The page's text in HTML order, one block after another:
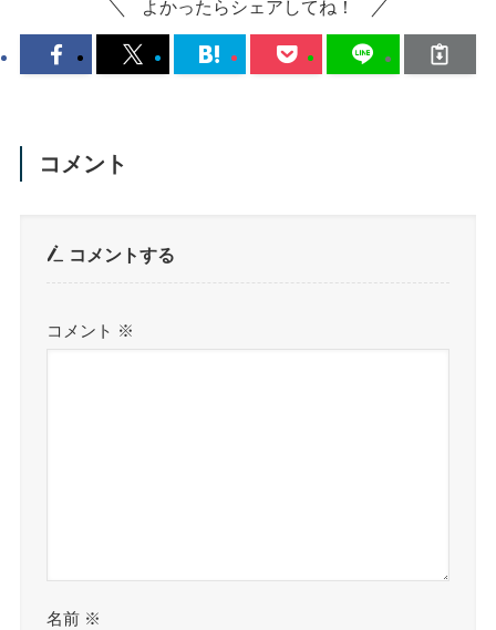
よかったらシェアしてね！
コメント
コメントする
コメント ※
名前 ※